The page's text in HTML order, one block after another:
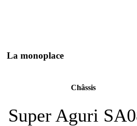
La monoplace
Châssis
Super Aguri